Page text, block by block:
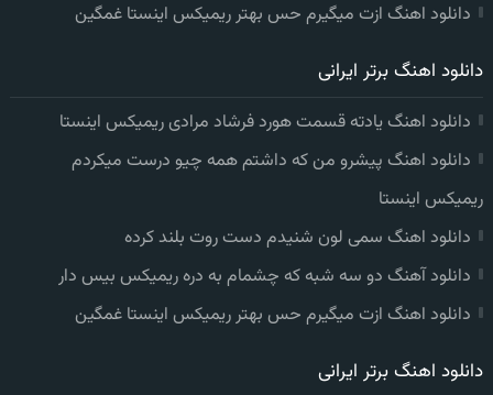
دانلود اهنگ ازت میگیرم حس بهتر ریمیکس اینستا غمگین
دانلود اهنگ برتر ایرانی
دانلود اهنگ یادته قسمت هورد فرشاد مرادی ریمیکس اینستا
دانلود اهنگ پیشرو من که داشتم همه چیو درست میکردم
ریمیکس اینستا
دانلود اهنگ سمی لون شنیدم دست روت بلند کرده
دانلود آهنگ دو سه شبه که چشمام به دره ریمیکس بیس دار
دانلود اهنگ ازت میگیرم حس بهتر ریمیکس اینستا غمگین
دانلود اهنگ برتر ایرانی